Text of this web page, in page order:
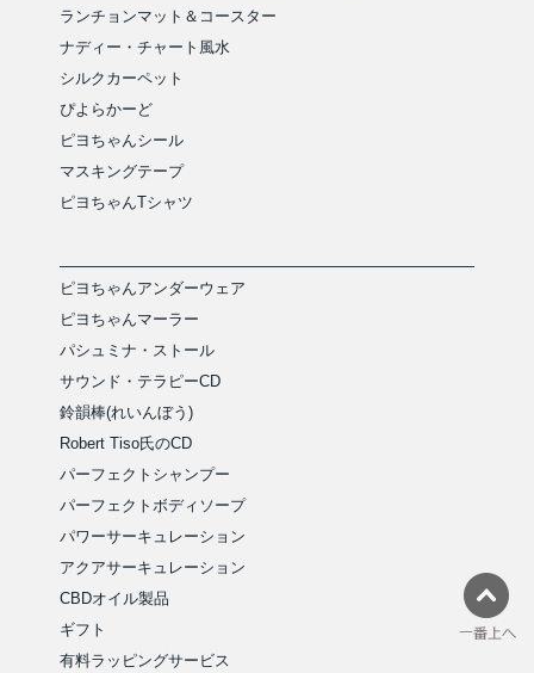
ランチョンマット＆コースター
ナディー・チャート風水
シルクカーペット
ぴよらかーど
ピヨちゃんシール
マスキングテープ
ピヨちゃんTシャツ
ピヨちゃんアンダーウェア
ピヨちゃんマーラー
パシュミナ・ストール
サウンド・テラピーCD
鈴韻棒(れいんぼう)
Robert Tiso氏のCD
パーフェクトシャンプー
パーフェクトボディソープ
パワーサーキュレーション
アクアサーキュレーション
CBDオイル製品
ギフト
有料ラッピングサービス